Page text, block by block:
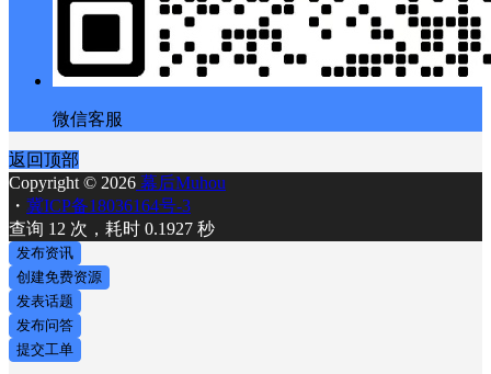
微信客服
返回顶部
Copyright © 2026 幕后Muhou
・ 冀ICP备18036164号-3
查询 12 次，耗时 0.1927 秒
发布资讯
创建免费资源
发表话题
发布问答
提交工单